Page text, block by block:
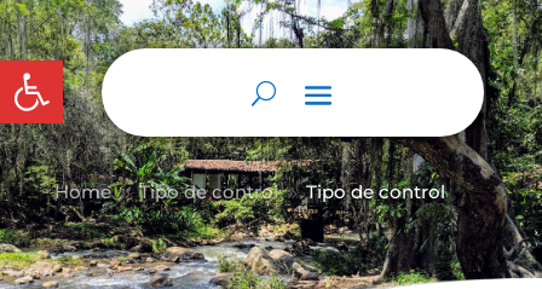
Abrir barra de herramientas
Home 9 Tipo de control 9 Tipo de control